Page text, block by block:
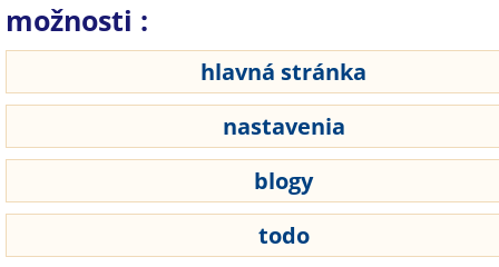
možnosti :
hlavná stránka
nastavenia
blogy
todo